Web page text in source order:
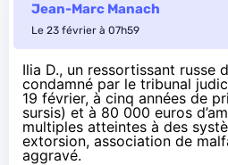
Jean-Marc Manach
Le 23 février à 07h59
Ilia D., un ressortissant russe
condamné par le tribunal
19 février, à cinq années de
sursis) et à 80 000 euros
multiples atteintes à des
extorsion, association de
aggravé.